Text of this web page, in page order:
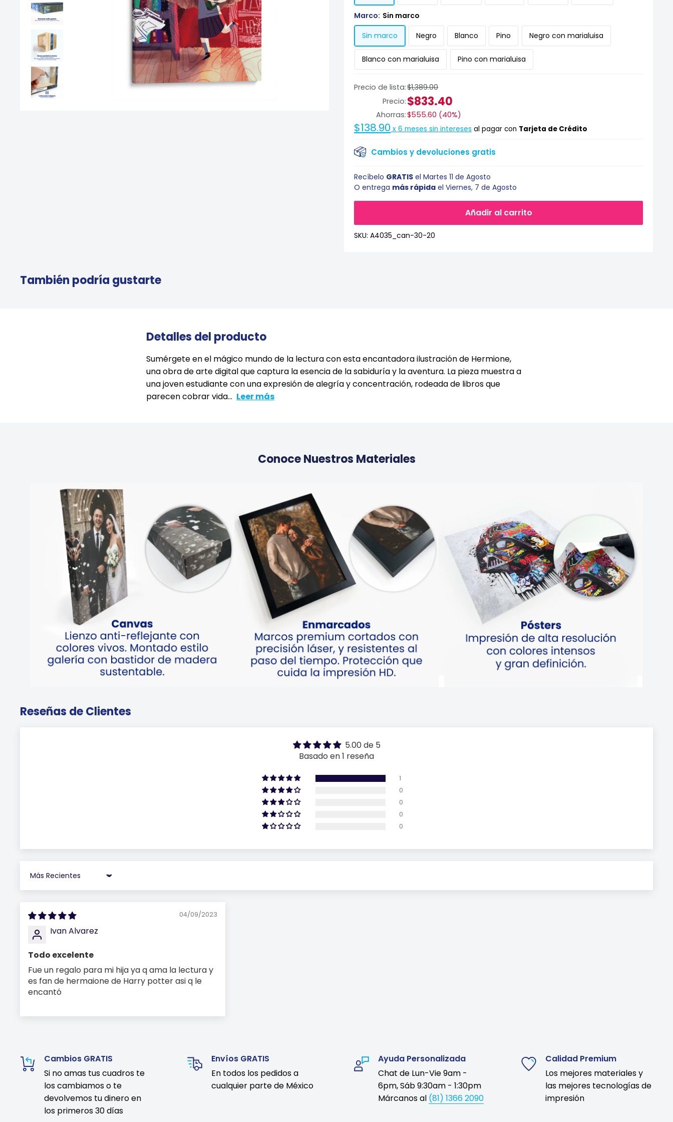
Precio de lista:$1,389.00
Precio: $833.40
Ahorras:$555.60 (40%)
$138.90 x 6 meses sin intereses al pagar con Tarjeta de Crédito
Cambios y devoluciones gratis
Marco: Sin marco
Sin marco Negro Blanco Pino Negro con marialuisa
Blanco con marialuisa Pino con marialuisa
Añadir al carrito
Recíbelo GRATIS el Martes 11 de Agosto
O entrega más rápida el Viernes, 7 de Agosto
SKU: A4035_can-30-20
También podría gustarte
Detalles del producto
Sumérgete en el mágico mundo de la lectura con esta encantadora ilustración de Hermione,
una obra de arte digital que captura la esencia de la sabiduría y la aventura. La pieza muestra a
una joven estudiante con una expresión de alegría y concentración, rodeada de libros que
parecen cobrar vida... Leer más
Conoce Nuestros Materiales
Reseñas de Clientes
5.00 de 5
Basado en 1 reseña
1
0
0
0
0
Sort by
04/09/2023
Ivan Alvarez
Todo excelente
Fue un regalo para mi hija ya q ama la lectura y
es fan de hermaione de Harry potter asi q le
encantó
Cambios GRATIS
Si no amas tus cuadros te
los cambiamos o te
devolvemos tu dinero en
los primeros 30 días
Envíos GRATIS
En todos los pedidos a
cualquier parte de México
Ayuda Personalizada
Chat de Lun-Vie 9am -
6pm, Sáb 9:30am - 1:30pm
Márcanos al (81) 1366 2090
Calidad Premium
Los mejores materiales y
las mejores tecnologías de
impresión